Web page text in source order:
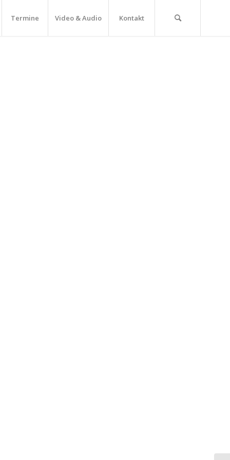
Termine Video & Audio Kontakt